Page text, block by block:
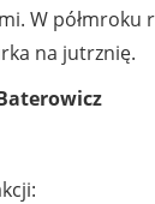
W półmroku
na jutrznię.